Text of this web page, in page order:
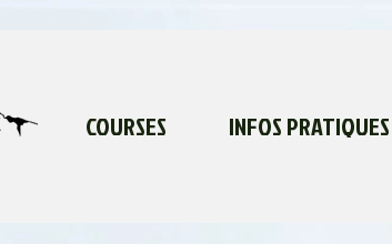
COURSES INFOS PRATIQUES